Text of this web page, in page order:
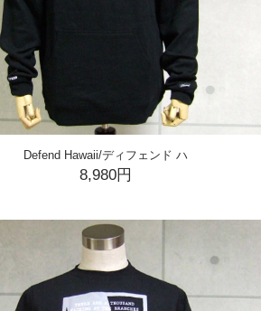
Defend Hawaii/ディフェンド ハ
8,980円